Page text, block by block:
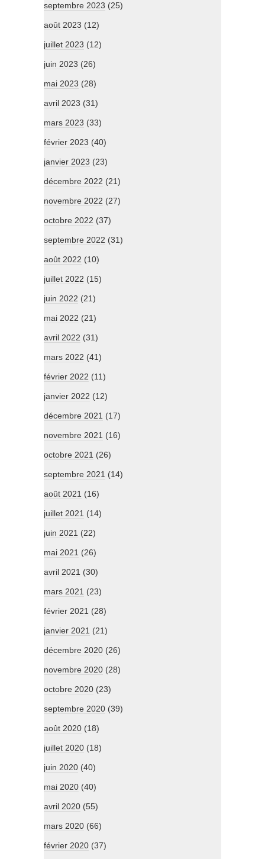
septembre 2023 (25)
août 2023 (12)
juillet 2023 (12)
juin 2023 (26)
mai 2023 (28)
avril 2023 (31)
mars 2023 (33)
février 2023 (40)
janvier 2023 (23)
décembre 2022 (21)
novembre 2022 (27)
octobre 2022 (37)
septembre 2022 (31)
août 2022 (10)
juillet 2022 (15)
juin 2022 (21)
mai 2022 (21)
avril 2022 (31)
mars 2022 (41)
février 2022 (11)
janvier 2022 (12)
décembre 2021 (17)
novembre 2021 (16)
octobre 2021 (26)
septembre 2021 (14)
août 2021 (16)
juillet 2021 (14)
juin 2021 (22)
mai 2021 (26)
avril 2021 (30)
mars 2021 (23)
février 2021 (28)
janvier 2021 (21)
décembre 2020 (26)
novembre 2020 (28)
octobre 2020 (23)
septembre 2020 (39)
août 2020 (18)
juillet 2020 (18)
juin 2020 (40)
mai 2020 (40)
avril 2020 (55)
mars 2020 (66)
février 2020 (37)